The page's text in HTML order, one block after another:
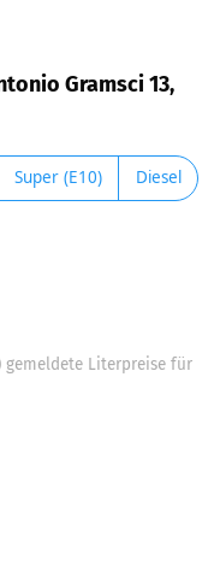
Gramsci 13,
Super (E10) Diesel
gemeldete Literpreise für